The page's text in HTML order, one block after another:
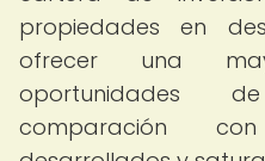
propiedades en
ofrecer una
oportunidades
comparación